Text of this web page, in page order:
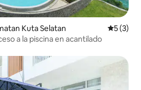
Kuta Selatan
5 (3)
a la piscina en acantilado